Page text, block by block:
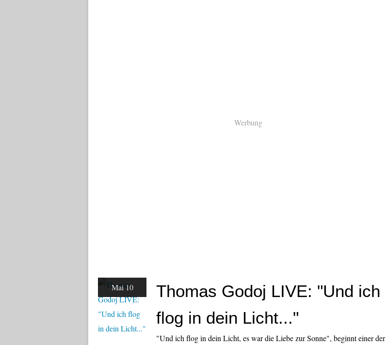
Werbung
Mai 10
Thomas Godoj LIVE: "Und ich
flog in dein Licht..."
"Und ich flog in dein Licht, es war die Liebe zur Sonne", beginnt einer der